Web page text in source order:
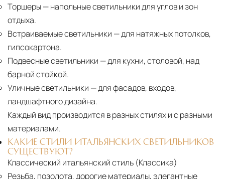
Торшеры— напольные светильники для углов и зон
отдыха.
Встраиваемые светильники — для натяжных потолков,
гипсокартона.
Подвесные светильники — для кухни, столовой, над
барной стойкой.
Уличные светильники — для фасадов, входов,
ландшафтного дизайна.
Каждый вид производится в разных стилях и с разными
материалами.
КАКИЕ СТИЛИ ИТАЛЬЯНСКИХ СВЕТИЛЬНИКОВ
СУЩЕСТВУЮТ?
Классический итальянский стиль (Классика)
Резьба, позолота, дорогие материалы, элегантные